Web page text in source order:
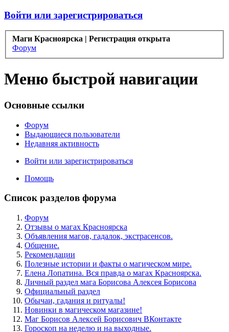
Войти или зарегистрироваться
Маги Красноярска | Регистрация открыта
Форум
Меню быстрой навигации
Основные ссылки
Форум
Выдающиеся пользователи
Недавняя активность
Войти или зарегистрироваться
Помощь
Список разделов форума
Форум
Отзывы о магах Красноярска
Объявления магов, гадалок, экстрасенсов.
Общение.
Рекомендации
Полезные истории и факты о магическом мире.
Елена Лопатина. Вся правда о магах Красноярска.
Личный раздел мага Борисова Алексея Борисова
Официальный раздел
Обычаи, гадания и ритуалы!
Новинки в магическом магазине!
Маг Борисов Алексей Борисович ВКонтакте
Гороскоп на неделю и на выходные.